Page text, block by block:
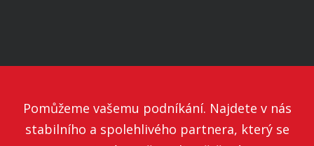
Pomůžeme vašemu podníkání. Najdete v nás
stabilního a spolehlivého partnera, který se